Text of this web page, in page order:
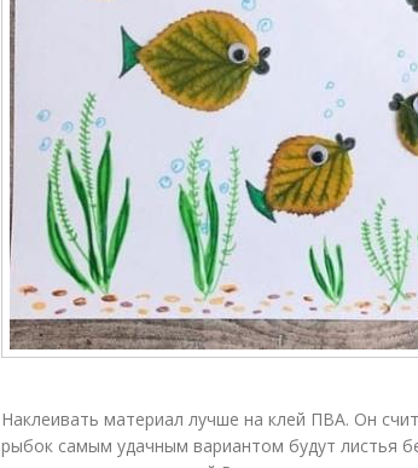
Наклеивать материал лучше на клей ПВА. Он
рыбок самым удачным вариантом будут листья